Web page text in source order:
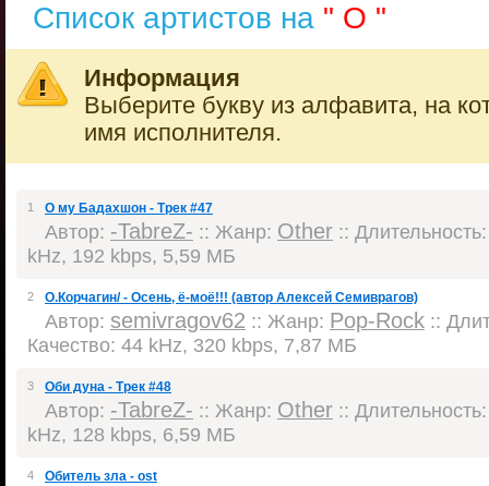
Список артистов на " О "
Информация
Выберите букву из алфавита, на
имя исполнителя.
1 О му Бадахшон - Трек #47
Автор: -TabreZ- :: Жанр: Other ::
kHz, 192 kbps, 5,59 МБ
2 О.Корчагин/ - Осень, ё-моё!!! (автор Алексей Семиврагов)
Автор: semivragov62 :: Жанр: Pop-Rock ::
Качество: 44 kHz, 320 kbps, 7,87 МБ
3 Оби дуна - Трек #48
Автор: -TabreZ- :: Жанр: Other ::
kHz, 128 kbps, 6,59 МБ
4 Обитель зла - ost